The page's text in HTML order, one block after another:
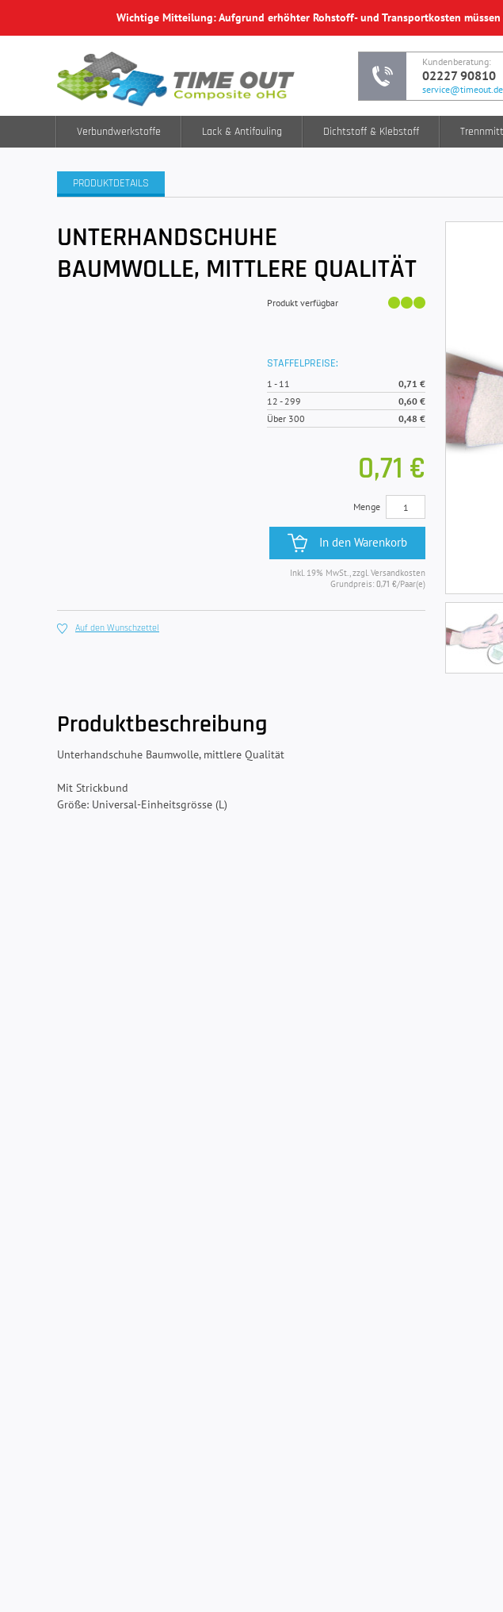
Wichtige Mitteilung: Aufgrund erhöhter Rohstoff- und Transportkosten
Kundenberatung:
02227 90810
service@timeout.de
Verbundwerkstoffe Lack & Antifouling Dichtstoff & Klebstoff
PRODUKTDETAILS
UNTERHANDSCHUHE
BAUMWOLLE, MITTLERE QUALITÄT
Produkt verfügbar
STAFFELPREISE:
1 - 11
0,71 €
12 -299
0,60 €
Über 300
0,48 €
0,71 €
Menge
In den Warenkorb
Inkl. 19% MwSt., zzgl. Versandkosten
Grundpreis: 0,71 €/Paar(e)
Auf den Wunschzettel
Produktbeschreibung
Unterhandschuhe Baumwolle, mittlere Qualität
Mit Strickbund
Größe: Universal-Einheitsgrösse (L)